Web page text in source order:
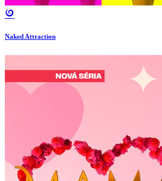
Naked Attraction